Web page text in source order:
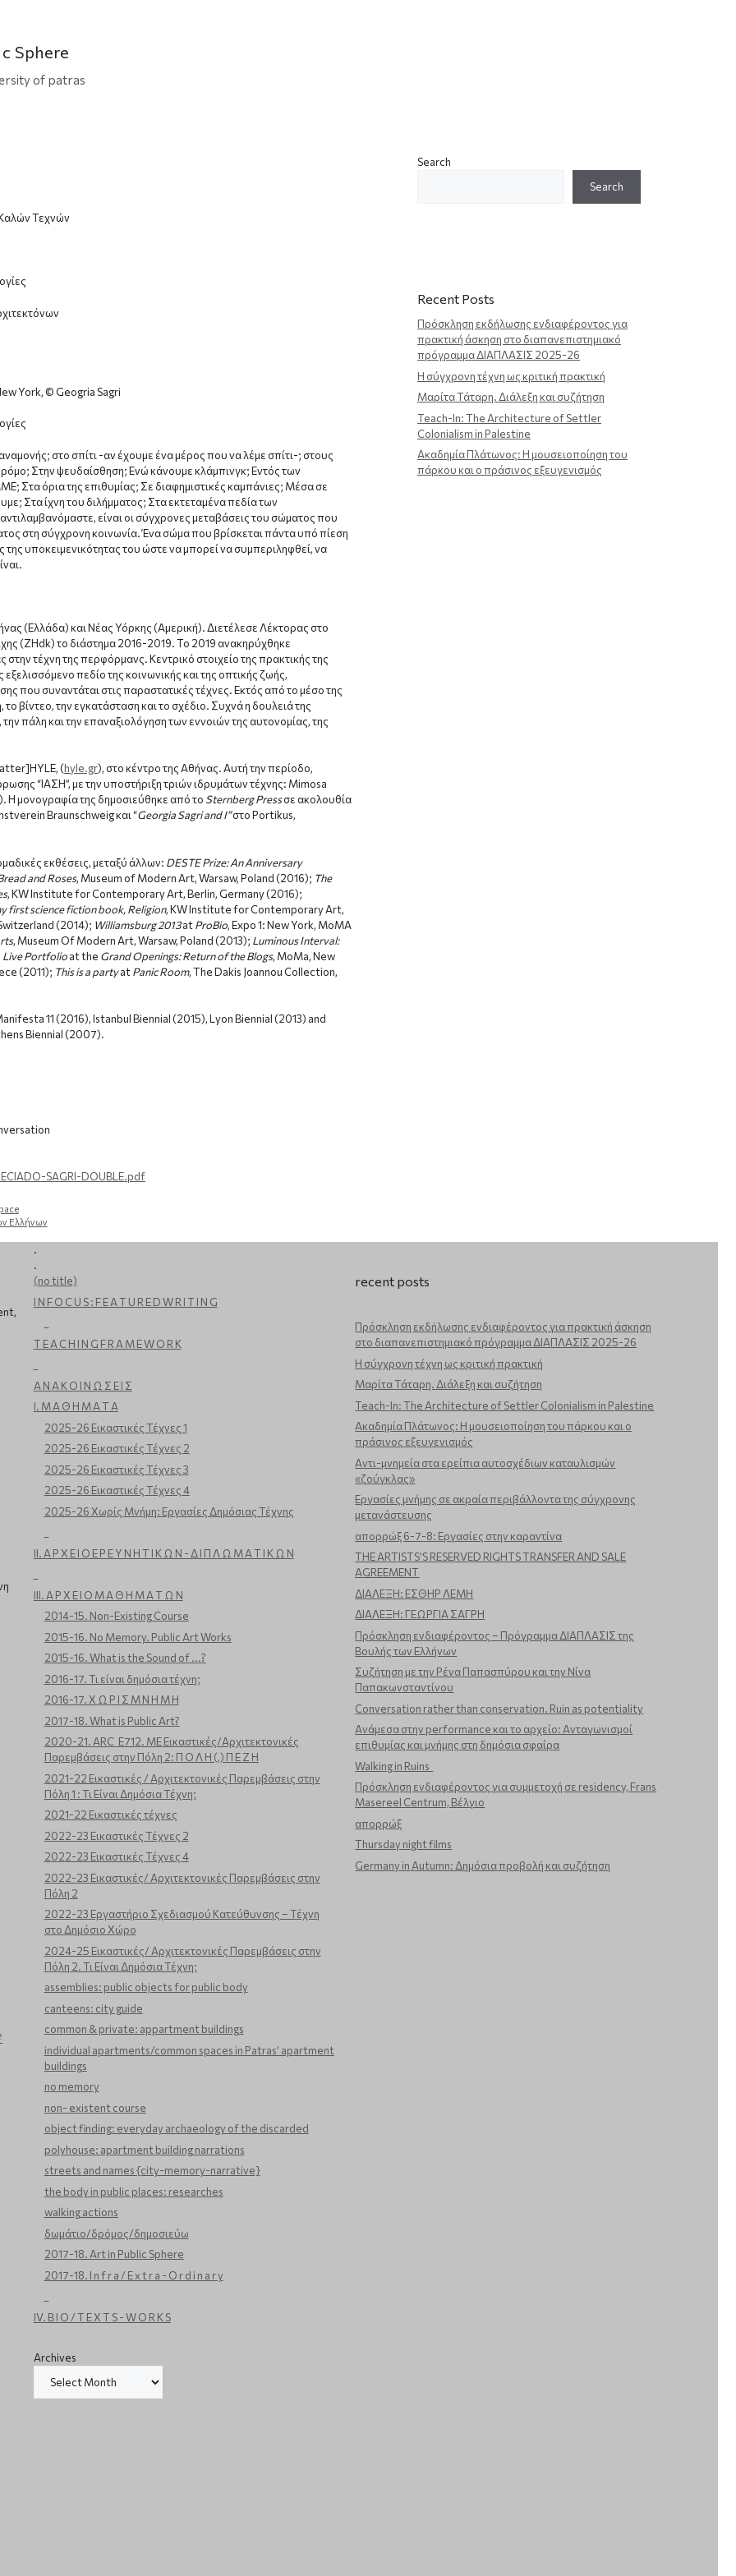
Sphere
of patras
Τεχνών
York, © Geogria Sagri
στο σπίτι -αν έχουμε ένα μέρος που να λέμε σπίτι-; στους
Στην ψευδαίσθηση; Ενώ κάνουμε κλάμπινγκ; Εντός των
όρια της επιθυμίας; Σε διαφημιστικές καμπάνιες; Μέσα σε
Στα ίχνη του διλήμματος; Στα εκτεταμένα πεδία των
είναι οι σύγχρονες μεταβάσεις του σώματος που
στη σύγχρονη κοινωνία. Ένα σώμα που βρίσκεται πάντα υπό πίεση
υποκειμενικότητας του ώστε να μπορεί να συμπεριληφθεί, να
(Ελλάδα) και Νέας Υόρκης (Αμερική). Διετέλεσε Λέκτορας στο
(ZHdk) το διάστημα 2016-2019. Το 2019 ανακηρύχθηκε
τέχνη της περφόρμανς. Κεντρικό στοιχείο της πρακτικής της
πεδίο της κοινωνικής και της οπτικής ζωής,
που συναντάται στις παραστατικές τέχνες. Εκτός από το μέσο της
βίντεο, την εγκατάσταση και το σχέδιο. Συχνά η δουλειά της
πάλη και την επαναξιολόγηση των εννοιών της αυτονομίας, της
(hyle.gr), στο κέντρο της Αθήνας. Αυτή την περίοδο,
“ΙΑΣΗ”, με την υποστήριξη τριών ιδρυμάτων τέχνης: Mimosa
μονογραφία της δημοσιεύθηκε από το SternbergPressσε ακολουθία
Braunschweig και “GeorgiaSagriandI”στο Portikus,
εκθέσεις, μεταξύ άλλων: DESTE Prize: An Anniversary
and Roses, Museum of Modern Art, Warsaw, Poland (2016); The
, KW Institute for Contemporary Art, Berlin, Germany (2016);
first science fiction book, Religion, KW Institute for Contemporary Art,
(2014); Williamsburg 2013atProBio, Expo 1: New York, MoMA
, Museum Of Modern Art, Warsaw, Poland (2013); Luminous Interval:
Live Portfolioat the Grand Openings: Return of the Blogs, MoMa, New
(2011); This is a partyatPanic Room, The Dakis Joannou Collection,
11 (2016), Istanbul Biennial (2015), Lyon Biennial (2013) and
Biennial (2007).
SAGRI-DOUBLE.pdf
Ελλήνων
Search
Search
Recent Posts
Πρόσκληση εκδήλωσης ενδιαφέροντος για
πρακτική άσκηση στο διαπανεπιστημιακό
πρόγραμμα ΔΙΑΠΛΑΣΙΣ 2025-26
Η σύγχρονη τέχνη ως κριτική πρακτική
Μαρίτα Τάταρη. Διάλεξη και συζήτηση
Teach-In: The Architecture of Settler
Colonialism in Palestine
Ακαδημία Πλάτωνος: Η μουσειοποίηση του
πάρκου και ο πράσινος εξευγενισμός
.
.
(no title)
I N F O C U S : F E A T U R E D W R I T I N G
T E A C H I N G F R A M E W O R K
Α Ν Α Κ Ο Ι Ν Ω Σ Ε Ι Σ
Ι. Μ Α Θ Η Μ Α Τ Α
2025-26 Εικαστικές Τέχνες 1
2025-26 Εικαστικές Τέχνες 2
2025-26 Εικαστικές Τέχνες 3
2025-26 Εικαστικές Τέχνες 4
2025-26 Χωρίς Μνήμη: Εργασίες Δημόσιας Τέχνης
ΙΙ. Α Ρ Χ Ε Ι Ο Ε Ρ Ε Υ Ν Η Τ Ι Κ Ω Ν - Δ Ι Π Λ Ω Μ Α Τ Ι Κ Ω Ν
ΙΙΙ. Α Ρ Χ Ε Ι Ο Μ Α Θ Η Μ Α Τ Ω Ν
2014-15. Non-Existing Course
2015-16. No Memory. Public Art Works
2015-16. What is the Sound of ...?
2016-17. Τι είναι δημόσια τέχνη;
2016-17. Χ Ω Ρ Ι Σ Μ Ν Η Μ Η
2017-18. What is Public Art?
2020-21. ARC_E712. ΜΕ Εικαστικές/Αρχιτεκτονικές
Παρεμβάσεις στην Πόλη 2: Π Ο Λ Η (,) Π Ε Ζ Η
2021-22 Εικαστικές / Αρχιτεκτονικές Παρεμβάσεις στην
Πόλη 1 : Τι Είναι Δημόσια Τέχνη;
2021-22 Εικαστικές τέχνες
2022-23 Εικαστικές Τέχνες 2
2022-23 Εικαστικές Τέχνες 4
2022-23 Εικαστικές/ Αρχιτεκτονικές Παρεμβάσεις στην
Πόλη 2
2022-23 Εργαστήριο Σχεδιασμού Κατεύθυνσης – Τέχνη
στο Δημόσιο Χώρο
2024-25 Εικαστικές/ Αρχιτεκτονικές Παρεμβάσεις στην
Πόλη 2. Τι Είναι Δημόσια Τέχνη;
assemblies: public objects for public body
canteens: city guide
common & private: appartment buildings
individual apartments/common spaces in Patras’ apartment
buildings
no memory
non- existent course
object finding: everyday archaeology of the discarded
polyhouse: apartment building narrations
streets and names {city-memory-narrative}
the body in public places: researches
walking actions
δωμάτιο/δρόμος/δημοσιεύω
2017-18. Art in Public Sphere
2017-18. I n f r a / E x t r a - O r d i n a r y
IV. B I O / T E X T S - W O R K S
Archives
recent posts
Πρόσκληση εκδήλωσης ενδιαφέροντος για πρακτική άσκηση
στο διαπανεπιστημιακό πρόγραμμα ΔΙΑΠΛΑΣΙΣ 2025-26
Η σύγχρονη τέχνη ως κριτική πρακτική
Μαρίτα Τάταρη. Διάλεξη και συζήτηση
Teach-In: The Architecture of Settler Colonialism in Palestine
Ακαδημία Πλάτωνος: Η μουσειοποίηση του πάρκου και ο
πράσινος εξευγενισμός
Aντι-μνημεία στα ερείπια αυτοσχέδιων καταυλισμών
«ζούγκλας»
Εργασίες μνήμης σε ακραία περιβάλλοντα της σύγχρονης
μετανάστευσης
απορρώξ 6-7-8: Εργασίες στην καραντίνα
THE ARTISTS’S RESERVED RIGHTS TRANSFER AND SALE
AGREEMENT
ΔΙΑΛΕΞΗ: ΕΣΘΗΡ ΛΕΜΗ
ΔΙΑΛΕΞΗ: ΓΕΩΡΓΙΑ ΣΑΓΡΗ
Πρόσκληση ενδιαφέροντος – Πρόγραμμα ΔΙΑΠΛΑΣΙΣ της
Βουλής των Ελλήνων
Συζήτηση με την Ρένα Παπασπύρου και την Νίνα
Παπακωνσταντίνου
Conversation rather than conservation. Ruin as potentiality
Ανάμεσα στην performance και το αρχείο: Ανταγωνισμοί
επιθυμίας και μνήμης στη δημόσια σφαίρα
Walking in Ruins
Πρόσκληση ενδιαφέροντος για συμμετοχή σε residency, Frans
Masereel Centrum, Βέλγιο
απορρώξ
Thursday night films
Germany in Autumn: Δημόσια προβολή και συζήτηση